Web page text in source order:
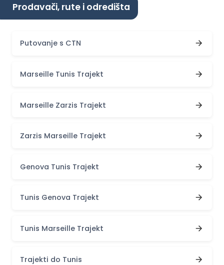
Prodavači, rute i odredišta
Putovanje s CTN
Marseille Tunis Trajekt
Marseille Zarzis Trajekt
Zarzis Marseille Trajekt
Genova Tunis Trajekt
Tunis Genova Trajekt
Tunis Marseille Trajekt
Trajekti do Tunis